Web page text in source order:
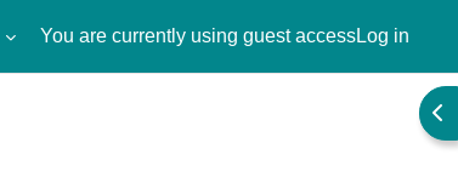
You are currently using guest accessLog in